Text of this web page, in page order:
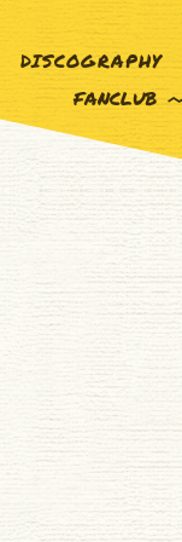
DISCOGRAPHY
FANCLUB